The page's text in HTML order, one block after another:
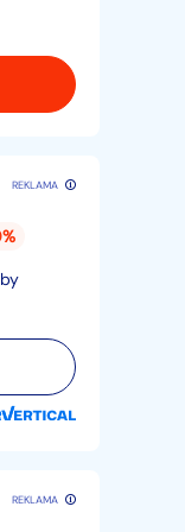
REKLAMA
REKLAMA